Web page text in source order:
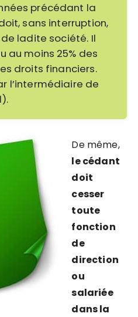
précédant la
sans interruption,
ladite société. Il
au moins 25% des
droits financiers.
l’intermédiaire de
De même,
le cédant
doit
cesser
toute
fonction
de
direction
ou
salariée
dans la